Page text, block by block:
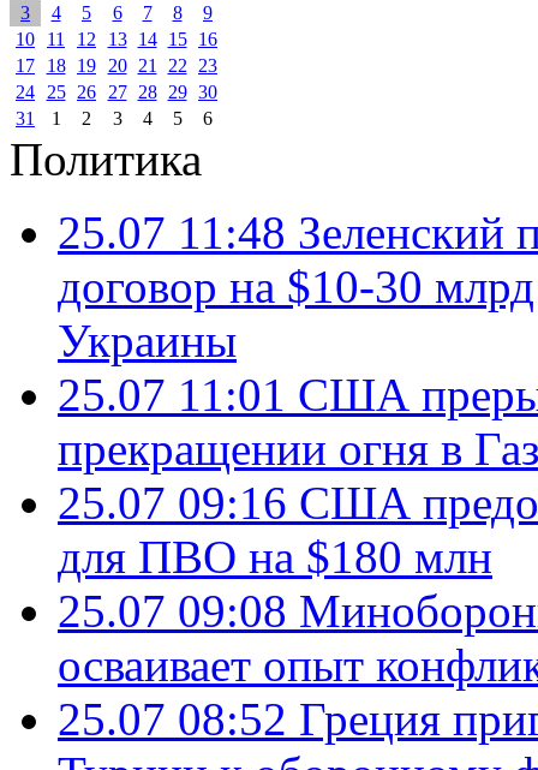
3
4 5 6 7 8
9
10
11 12 13 14 15
16
17
18 19 20 21 22
23
24
25 26 27 28 29 30
31
1 2 3 4 5 6
Политика
25.07 11:48 Зеленский
договор на $10-30
Украины
25.07 11:01 США
прекращении огня в
25.07 09:16 США
для ПВО на $180 млн
25.07 09:08
осваивает опыт
25.07 08:52 Греция